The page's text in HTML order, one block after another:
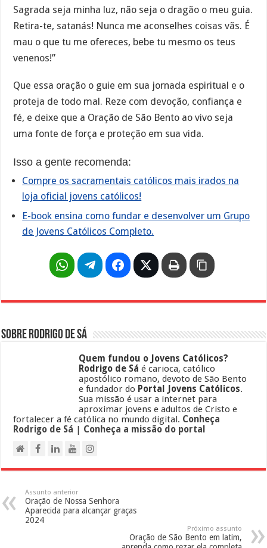
Sagrada seja minha luz, não seja o dragão o meu guia.
Retira-te, satanás! Nunca me aconselhes coisas vãs. É
mau o que tu me ofereces, bebe tu mesmo os teus
venenos!”
Que essa oração o guie em sua jornada espiritual e o
proteja de todo mal. Reze com devoção, confiança e
fé, e deixe que a Oração de São Bento ao vivo seja
uma fonte de força e proteção em sua vida.
Isso a gente recomenda:
Compre os sacramentais católicos mais irados na
loja oficial jovens católicos!
E-book ensina como fundar e desenvolver um Grupo
de Jovens Católicos Completo.
Sobre Rodrigo de Sá
Quem fundou o Jovens Católicos?
Rodrigo de Sá é carioca, católico
apostólico romano, devoto de São Bento
e fundador do Portal Jovens Católicos.
Sua missão é usar a internet para
aproximar jovens e adultos de Cristo e
fortalecer a fé católica no mundo digital. Conheça
Rodrigo de Sá
Conheça a missão do portal
Assunto anterior
Oração de Nossa Senhora
Aparecida para alcançar graças
2024
Próximo assunto
Oração de São Bento em latim,